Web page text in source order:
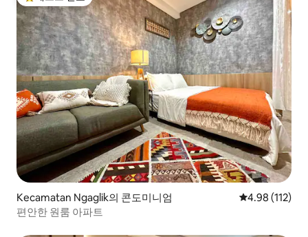
상위 게스트 선호
Kecamatan Ngaglik의 콘도미니엄 평점 4.98점(5
4.98 (112)
편안한 원룸 아파트